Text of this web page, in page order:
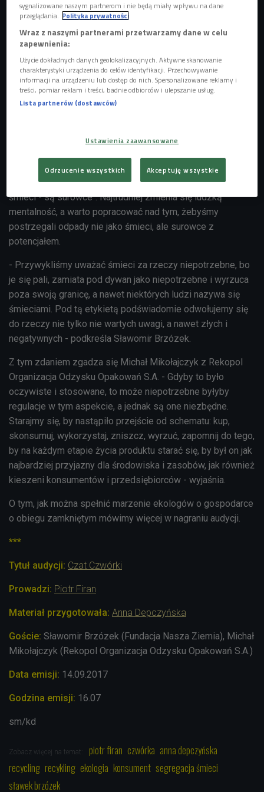
Foto: Aleksandra Suz/shutterstock.com/cc
Od 15 do 17 września po raz 24. będziemy sprzątać
Polskę. W tym roku akcja odbędzie się pod hasłem "Nie ma
śmieci - są surowce". Najtrudniej zmienia się ludzką
mentalność, a warto popracować nad tym, żebyśmy
postrzegali odpady nie jako śmieci, ale surowce z
potencjałem.
- Przywykliśmy uważać śmieci za rzeczy niepotrzebne, bo
je się pali, zamiata pod dywan jako niepotrzebne i wyrzuca
poza swoją granicę, a nawet niektórych ludzi nazywa się
śmieciami. Pod tą etykietą podświadomie odwołujemy się
do rzeczy nie tylko nie wartych uwagi, a nawet złych i
negatywnych - podkreśla Sławomir Brzózek.
Z tym zdaniem zgadza się Michał Mikołajczyk z Rekopol
Organizacja Odzysku Opakowań S.A. - Gdyby to było
oczywiste i stosowane, to może niepotrzebne byłyby
regulacje w tym aspekcie, a jednak są one niezbędne.
Starajmy się, by nastąpiło przejście od schematu: kup,
skonsumuj, wykorzystaj, zniszcz, wyrzuć, zapomnij do tego,
by na każdym etapie życia produktu starać się, by był on jak
najbardziej przyjazny dla środowiska i zasobów, jak również
kieszeni konsumentów i przedsiębiorców - wyjaśnia.
O tym, jak można spełnić marzenie ekologów o gospodarce
o obiegu zamkniętym mówimy więcej w nagraniu audycji.
***
Tytuł audycji: Czat Czwórki
Prowadzi: Piotr Firan
Materiał przygotowała: Anna Depczyńska
Goście: Sławomir Brzózek (Fundacja Nasza Ziemia), Michał
Mikołajczyk (Rekopol Organizacja Odzysku Opakowań S.A.)
Data emisji: 14.09.2017
Godzina emisji: 16.07
sm/kd
Zobacz więcej na temat: piotr firan czwórka anna depczyńska
recycling recykling ekologia konsument segregacja śmieci
sławek brzózek
sygnalizowane naszym partnerom i nie będą miały wpływu na dane
przeglądania. Polityka prywatności
Wraz z naszymi partnerami przetwarzamy dane w celu
zapewnienia:
Użycie dokładnych danych geolokalizacyjnych. Aktywne skanowanie
charakterystyki urządzenia do celów identyfikacji. Przechowywanie
informacji na urządzeniu lub dostęp do nich. Spersonalizowane reklamy i
treści, pomiar reklam i treści, badnie odbiorców i ulepszanie usług.
Lista partnerów (dostawców)
Ustawienia zaawansowane
Odrzucenie wszystkich Akceptuję wszystkie